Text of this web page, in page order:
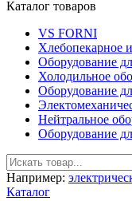
Каталог товаров
VS FORNI
Хлебопекарное
Оборудование
Холодильное
Оборудование
Нейтральное
Оборудование
Например:
Каталог